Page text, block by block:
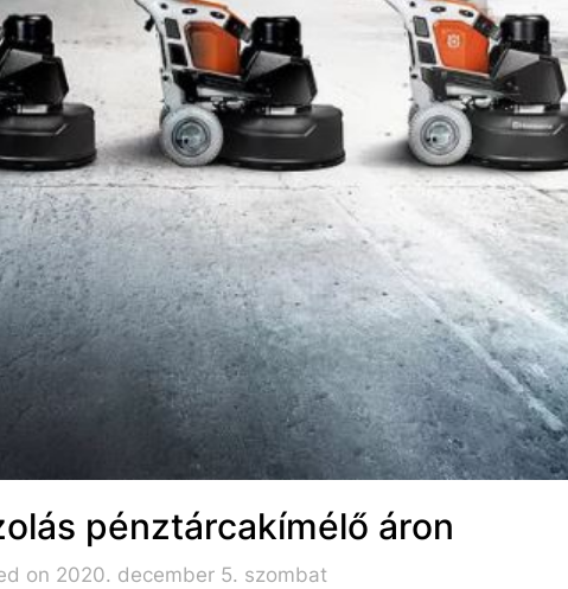
pénztárcakímélő áron
on 2020. december 5. szombat